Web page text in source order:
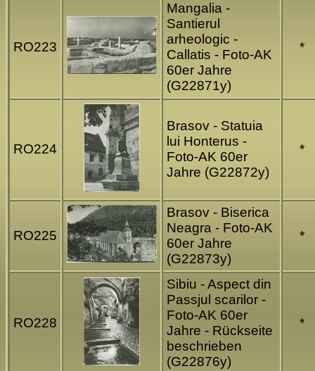
RO223
Mangalia -
Santierul
arheologic -
Callatis - Foto-AK
60er Jahre
(G22871y)
*
RO224
Brasov - Statuia
lui Honterus -
Foto-AK 60er
Jahre (G22872y)
*
RO225
Brasov - Biserica
Neagra - Foto-AK
60er Jahre
(G22873y)
*
RO228
Sibiu - Aspect din
Passjul scarilor -
Foto-AK 60er
Jahre - Rückseite
beschrieben
(G22876y)
*